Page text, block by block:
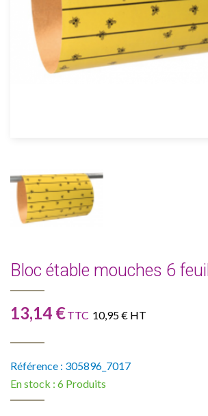
Bloc étable mouches 6
13,14 €TTC 10,95 € HT
Référence : 305896_7017
En stock : 6 Produits